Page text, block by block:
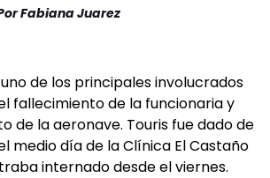
Fabiana Juarez
uno de los principales involucrados
fallecimiento de la funcionaria y
de la aeronave. Touris fue dado de
medio día de la Clínica El Castaño
internado desde el viernes.